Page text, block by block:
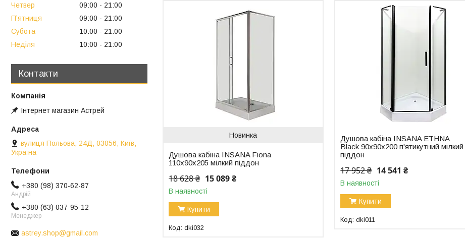
Новинка
Душова кабіна INSANA Fiona
110x90x205 мілкий піддон
18 628 ₴ 15 089 ₴
В наявності
Купити
dki032
Душова кабіна INSANA ETHNA
Black 90х90х200 п'ятикутний мілкий
піддон
17 952 ₴ 14 541 ₴
В наявності
Купити
dki011
Четвер
09:00
21:00
Пʼятниця
09:00
21:00
Субота
10:00
21:00
Неділя
10:00 21:00
Контакти
Інтернет магазин Астрей
вулиця Польова, 24Д, 03056, Київ,
Україна
+380 (98) 370-62-87
Андрій
+380 (63) 037-95-12
Менеджер
astrey.shop@gmail.com